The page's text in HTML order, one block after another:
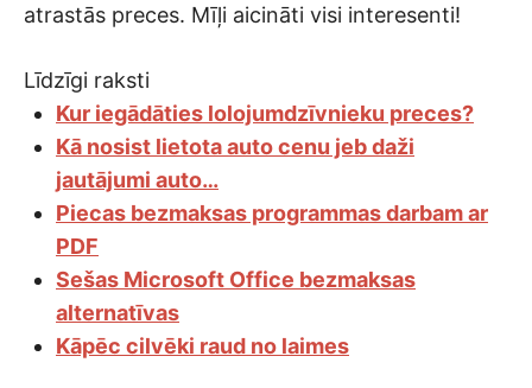
atrastās preces. Mīļi aicināti visi interesenti!
Līdzīgi raksti
Kur iegādāties lolojumdzīvnieku preces?
Kā nosist lietota auto cenu jeb daži
jautājumi auto…
Piecas bezmaksas programmas darbam ar
PDF
Sešas Microsoft Office bezmaksas
alternatīvas
Kāpēc cilvēki raud no laimes